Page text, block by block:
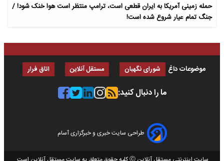
حمله زمینی آمریکا به ایران قطعی است، ترامپ منتظر است هوا خنک شود! /
جنگ تمام عیار شروع شده است!
موضوعات داغ شورای نگهبان مستقل آنلاین اتاق فرار
ما را دنبال کنید:
طراحی سایت خبری و خبرگزاری آسام